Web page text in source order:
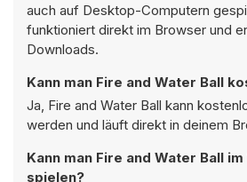
auch auf Desktop-Computern
funktioniert direkt im Browser und
Downloads.
Kann man Fire and Water Ball
Ja, Fire and Water Ball kann
werden und läuft direkt in deinem
Kann man Fire and Water Ball
spielen?